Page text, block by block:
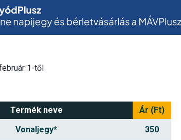
1-től
Termék neve
Ár (Ft)
Vonaljegy*
350